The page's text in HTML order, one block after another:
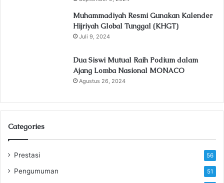
Muhammadiyah Resmi Gunakan Kalender
Hijriyah Global Tunggal (KHGT)
Juli 9, 2024
Dua Siswi Mutual Raih Podium dalam
Ajang Lomba Nasional MONACO
Agustus 26, 2024
Categories
Prestasi 56
Pengumuman 51